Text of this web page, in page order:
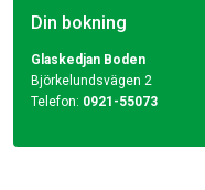
Din bokning
Glaskedjan Boden
Björkelundsvägen 2
Telefon: 0921-55073